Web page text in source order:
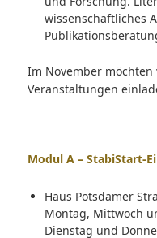
wissenschaftliches
Im November
Veranstaltungen
Modul A – StabiStart-
Haus Potsdamer
Montag, Mittwoch
Dienstag und